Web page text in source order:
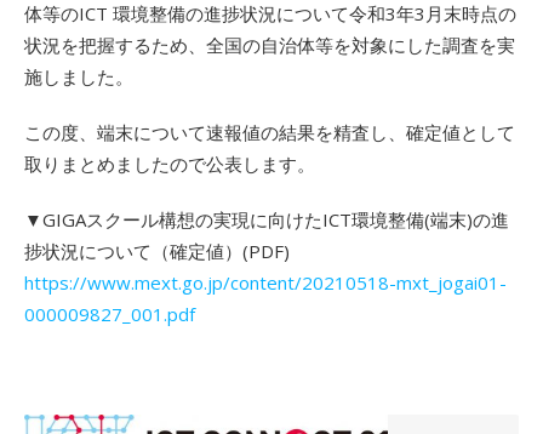
体等のICT 環境整備の進捗状況について令和3年3月末時点の
状況を把握するため、全国の自治体等を対象にした調査を実
施しました。
この度、端末について速報値の結果を精査し、確定値として
取りまとめましたので公表します。
▼GIGAスクール構想の実現に向けたICT環境整備(端末)の進
捗状況について（確定値）(PDF)
https://www.mext.go.jp/content/20210518-mxt_jogai01-
000009827_001.pdf